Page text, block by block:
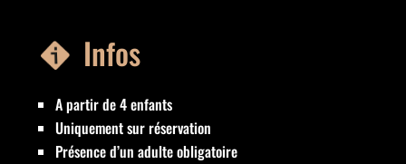
Infos
A partir de 4 enfants
Uniquement sur réservation
Présence d’un adulte obligatoire